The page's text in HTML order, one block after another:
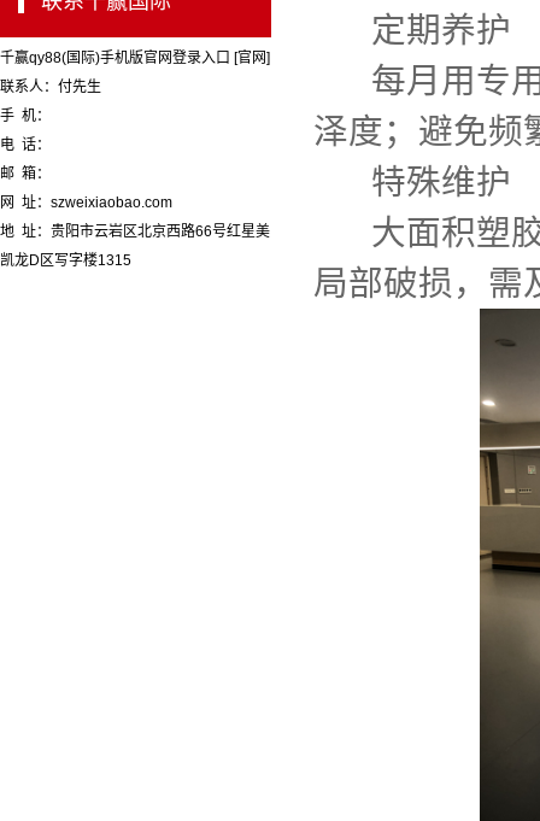
千赢qy88(国际)手机版官网登录入口 [官网]
联系人：付先生
手 机：
电 话：
邮 箱：
网 址：szweixiaobao.com
地 址：贵阳市云岩区北京西路66号红星美
凯龙D区写字楼1315
定期养护
每月用专用
泽度；避免频
特殊维护
大面积塑胶
局部破损，需